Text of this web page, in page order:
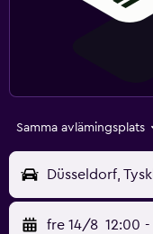
Samma avlämingsplats
fre 14/8 12:00 -